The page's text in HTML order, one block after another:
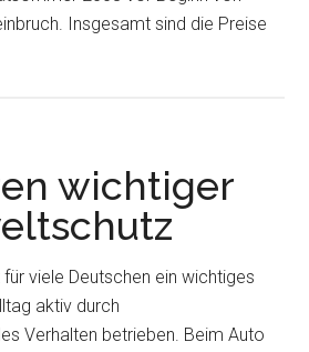
Insgesamt sind die Preise
wichtiger
viele Deutschen ein wichtiges
aktiv durch
Verhalten betrieben. Beim Auto